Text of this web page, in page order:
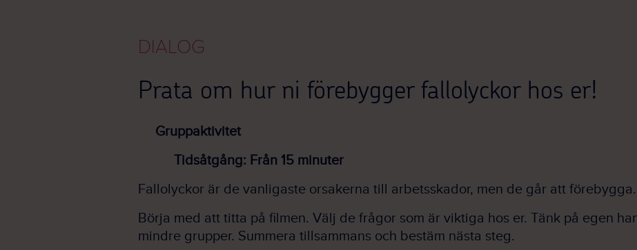
DIALOG
Prata om hur ni förebygger fallolyckor hos er!
Gruppaktivitet
Tidsåtgång: Från 15 minuter
Fallolyckor är de vanligaste orsakerna till arbetsskador, men de går att förebygga.
Börja med att titta på filmen. Välj de frågor som är viktiga hos er. Tänk på egen
mindre grupper. Summera tillsammans och bestäm nästa steg.